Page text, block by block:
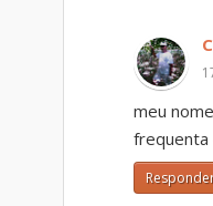
meu
frequenta